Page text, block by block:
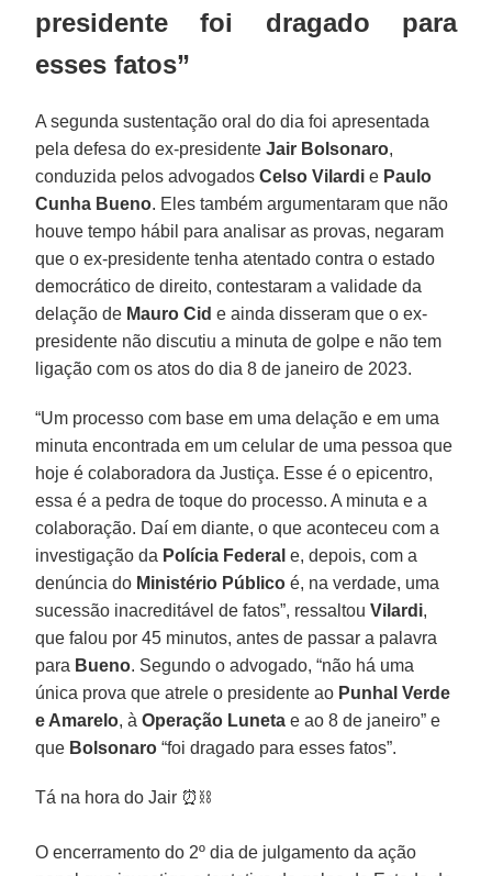
presidente foi dragado para
esses fatos”
A segunda sustentação oral do dia foi apresentada
pela defesa do ex-presidenteJair Bolsonaro,
conduzida pelos advogadosCelso Vilardi e Paulo
Cunha Bueno. Eles também argumentaram que não
houve tempo hábil para analisar as provas, negaram
que o ex-presidente tenha atentado contra o estado
democrático de direito, contestaram a validade da
delação de Mauro Cid e ainda disseram que o ex-
presidente não discutiu a minuta de golpe e não tem
ligação com os atos do dia 8 de janeiro de 2023.
“Um processo com base em uma delação e em uma
minuta encontrada em um celular de uma pessoa que
hoje é colaboradora da Justiça. Esse é o epicentro,
essa é a pedra de toque do processo. A minuta e a
colaboração. Daí em diante, o que aconteceu com a
investigação da Polícia Federal e, depois, com a
denúncia do Ministério Público é, na verdade, uma
sucessão inacreditável de fatos”, ressaltouVilardi,
que falou por 45 minutos, antes de passar a palavra
para Bueno. Segundo o advogado, “não há uma
única prova que atrele o presidente ao Punhal Verde
e Amarelo, àOperação Luneta e ao 8 de janeiro” e
que Bolsonaro “foi dragado para esses fatos”.
Tá na hora do Jair ⏰⛓️
O encerramento do 2º dia de julgamento da ação